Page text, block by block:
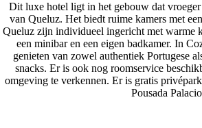
Dit luxe hotel ligt in het gebouw dat
van Queluz. Het biedt ruime kamers met
Queluz zijn individueel ingericht met warme
een minibar en een eigen badkamer. In
genieten van zowel authentiek Portugese
snacks. Er is ook nog roomservice
omgeving te verkennen. Er is gratis
Pousada